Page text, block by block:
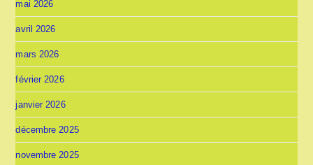
mai 2026
avril 2026
mars 2026
février 2026
janvier 2026
décembre 2025
novembre 2025